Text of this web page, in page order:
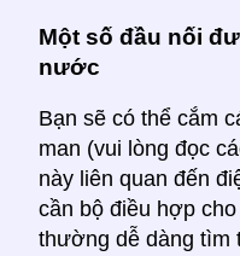
Một số đầu nối
nước
Bạn sẽ có thể cắm
man (vui lòng đọc
này liên quan đến
cần bộ điều hợp
thường dễ dàng tìm